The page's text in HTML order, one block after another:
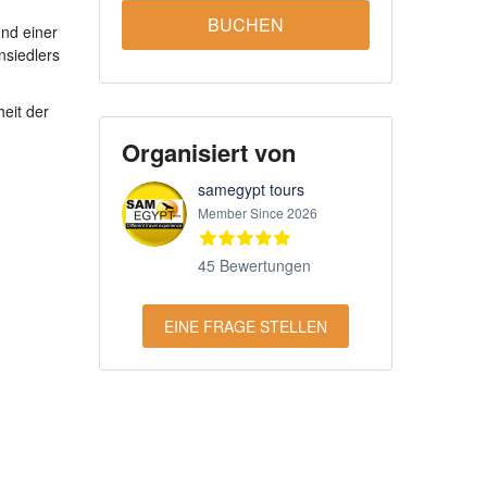
einer
der
BUCHEN
Organisiert von
samegypt tours
Member Since 2026
45 Bewertungen
EINE FRAGE STELLEN